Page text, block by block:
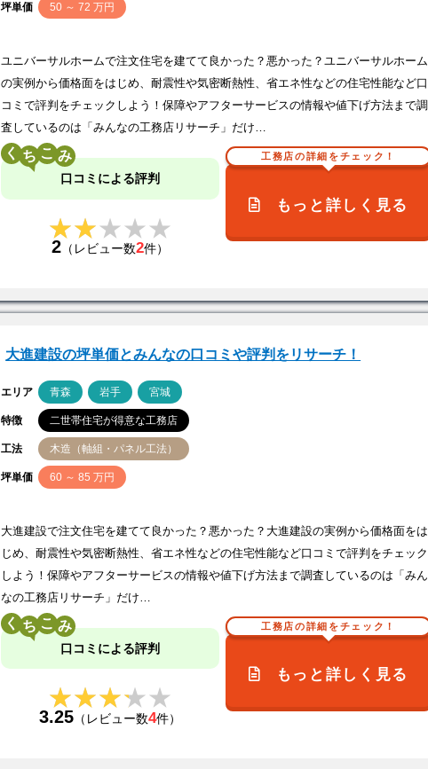
坪単価 50 ～ 72 万円
ユニバーサルホームで注文住宅を建てて良かった？悪かった？ユニバーサルホーム
の実例から価格面をはじめ、耐震性や気密断熱性、省エネ性などの住宅性能など口
コミで評判をチェックしよう！保障やアフターサービスの情報や値下げ方法まで調
査しているのは「みんなの工務店リサーチ」だけ…
く こ
口コミによる評判
★★★★★
★★★★★
2 （レビュー数2件）
工務店の詳細をチェック！
もっと詳しく見る
大進建設の坪単価とみんなの口コミや評判をリサーチ！
エリア 青森 岩手 宮城
特徴 二世帯住宅が得意な工務店
工法 木造（軸組・パネル工法）
坪単価 60 ～ 85 万円
大進建設で注文住宅を建てて良かった？悪かった？大進建設の実例から価格面をは
じめ、耐震性や気密断熱性、省エネ性などの住宅性能など口コミで評判をチェック
しよう！保障やアフターサービスの情報や値下げ方法まで調査しているのは「みん
なの工務店リサーチ」だけ…
く こ
口コミによる評判
★★★★★
★★★★★
3.25 （レビュー数4件）
工務店の詳細をチェック！
もっと詳しく見る